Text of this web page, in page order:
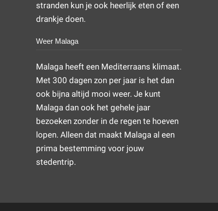
stranden kun je ook heerlijk eten of een
drankje doen.
Weer Malaga
Malaga heeft een Mediterraans klimaat.
Met 300 dagen zon per jaar is het dan
ook bijna altijd mooi weer. Je kunt
Malaga dan ook het gehele jaar
bezoeken zonder in de regen te hoeven
lopen. Alleen dat maakt Malaga al een
prima bestemming voor jouw
stedentrip.